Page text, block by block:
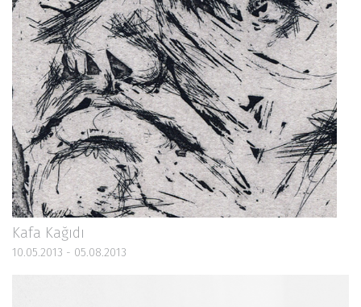
Kafa Kağıdı
10.05.2013 - 05.08.2013